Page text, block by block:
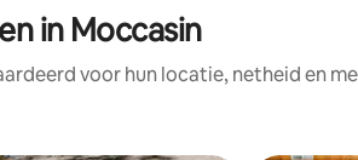
in Moccasin
voor hun locatie, netheid en